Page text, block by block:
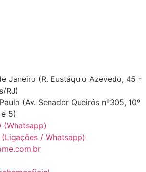
Janeiro (R. Eustáquio Azevedo, 45 -
RJ)
(Av. Senador Queirós nº305, 10º
5)
(Whatsapp)
/ Whatsapp)